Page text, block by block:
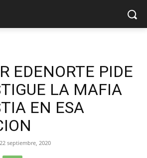
EDENORTE PIDE
LA MAFIA
EN ESA
22 septiembre, 2020